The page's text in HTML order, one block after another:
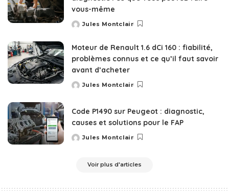
vous-même
Posted
Jules Montclair
Moteur de Renault 1.6 dCi 160 : fiabilité,
problèmes connus et ce qu’il faut savoir
avant d’acheter
Posted
Jules Montclair
Code P1490 sur Peugeot : diagnostic,
causes et solutions pour le FAP
Posted
Jules Montclair
Voir plus d'articles